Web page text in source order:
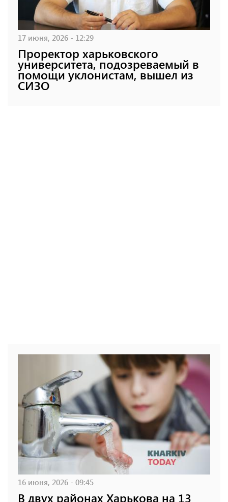
17 июня, 2026 - 12:29
Проректор харьковского
университета, подозреваемый в
помощи уклонистам, вышел из
СИЗО
16 июня, 2026 - 09:45
В двух районах Харькова на 13